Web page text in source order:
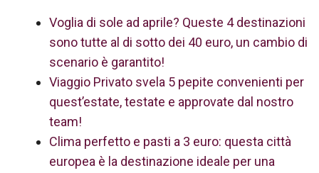
Voglia di sole ad aprile? Queste 4 destinazioni
sono tutte al di sotto dei 40 euro, un cambio di
scenario è garantito!
Viaggio Privato svela 5 pepite convenienti per
quest’estate, testate e approvate dal nostro
team!
Clima perfetto e pasti a 3 euro: questa città
europea è la destinazione ideale per una